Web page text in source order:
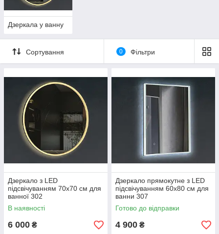
Дзеркала у ванну
Сортування 0 Фільтри
Дзеркало з LED
підсвічуванням 70х70 см для
ванної 302
В наявності
6 000 ₴
Дзеркало прямокутне з LED
підсвічуванням 60х80 см для
ванни 307
Готово до відправки
4 900 ₴